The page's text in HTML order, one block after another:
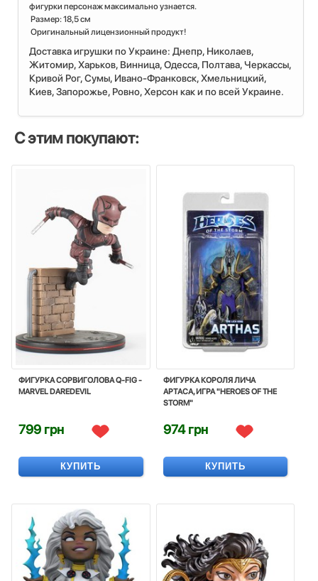
фигурки персонаж максимально узнается.
Размер: 18,5 см
Оригинальный лицензионный продукт!
Доставка игрушки по Украине: Днепр, Николаев,
Житомир, Харьков, Винница, Одесса, Полтава, Черкассы,
Кривой Рог, Сумы, Ивано-Франковск, Хмельницкий,
Киев, Запорожье, Ровно, Херсон как и по всей Украине.
С этим покупают:
ФИГУРКА СОРВИГОЛОВА Q-FIG -
MARVEL DAREDEVIL
799 грн
КУПИТЬ
ФИГУРКА КОРОЛЯ ЛИЧА
АРТАСА, ИГРА "HEROES OF THE
STORM"
974 грн
КУПИТЬ